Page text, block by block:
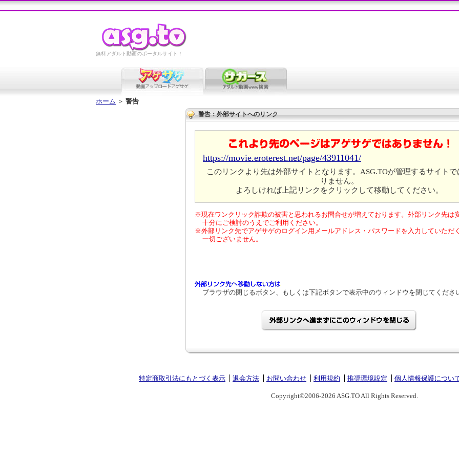
無料アダルト動画のポータルサイト！
ホーム ＞ 警告
警告：外部サイトへのリンク
https://movie.eroterest.net/page/43911041/
このリンクより先は外部サイトとなります。ASG.TOが管理するサイトで
りません。
よろしければ上記リンクをクリックして移動してください。
※現在ワンクリック詐欺の被害と思われるお問合せが増えております。外部リンク先は
十分にご検討のうえでご利用ください。
※外部リンク先でアゲサゲのログイン用メールアドレス・パスワードを入力していただ
一切ございません。
ブラウザの閉じるボタン、もしくは下記ボタンで表示中のウィンドウを閉じてくださ
特定商取引法にもとづく表示 退会方法 お問い合わせ 利用規約 推奨環境設定 個人情報保護につい
Copyright©2006-2026 ASG.TO All Rights Reserved.